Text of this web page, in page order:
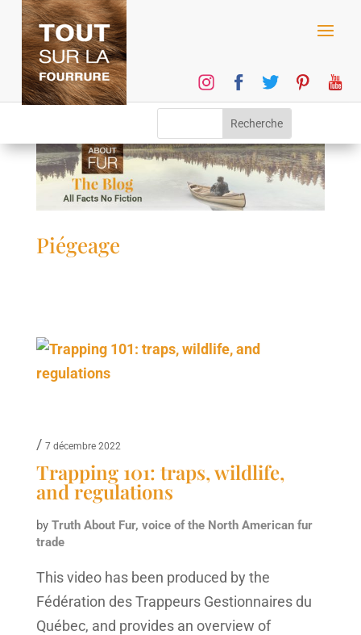
Piégeage
/ 7 décembre 2022
Trapping 101: traps, wildlife,
and regulations
by Truth About Fur, voice of the North American fur
trade
This video has been produced by the
Fédération des Trappeurs Gestionnaires du
Québec, and provides an overview of